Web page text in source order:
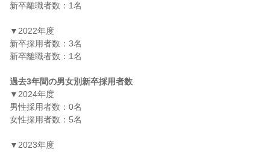
新卒離職者数：1名
▼2022年度
新卒採用者数：3名
新卒離職者数：1名
過去3年間の男女別新卒採用者数
▼2024年度
男性採用者数：0名
女性採用者数：5名
▼2023年度